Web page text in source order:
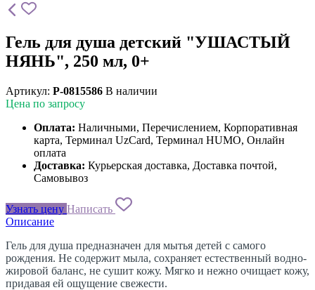
Гель для душа детский "УШАСТЫЙ
НЯНЬ", 250 мл, 0+
Артикул: P-0815586 В наличии
Цена по запросу
Оплата: Наличными, Перечислением, Корпоративная
карта, Терминал UzCard, Терминал HUMO, Онлайн
оплата
Доставка: Курьерская доставка, Доставка почтой,
Самовывоз
Узнать цену Написать
Описание
Гель для душа предназначен для мытья детей с самого
рождения. Не содержит мыла, сохраняет естественный водно-
жировой баланс, не сушит кожу. Мягко и нежно очищает кожу,
придавая ей ощущение свежести.